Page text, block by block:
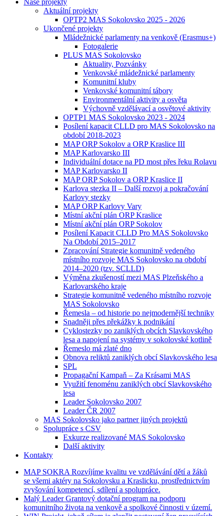
Naše projekty
Aktuální projekty
OPTP2 MAS Sokolovsko 2025 - 2026
Ukončené projekty
Mládežnické parlamenty na venkově (Erasmus+)
Fotogalerie
PLUS MAS Sokolovsko
Aktuality, Pozvánky
Venkovské mládežnické parlamenty
Komunitní kluby
Venkovské komunitní tábory
Environmentální aktivity a osvěta
Výchovně vzdělávací a osvětové aktivity
OPTP1 MAS Sokolovsko 2023 - 2024
Posílení kapacit CLLD pro MAS Sokolovsko na
období 2018-2023
MAP ORP Sokolov a ORP Kraslice III
MAP Karlovarsko III
Individuální dotace na PD most přes řeku Rolavu
MAP Karlovarsko II
MAP ORP Sokolov a ORP Kraslice II
Karlova stezka II – Další rozvoj a pokračování
Karlovy stezky
MAP ORP Karlovy Vary
Místní akční plán ORP Kraslice
Místní akční plán ORP Sokolov
Posílení Kapacit CLLD Pro MAS Sokolovsko
Na Období 2015–2017
Zpracování Strategie komunitně vedeného
místního rozvoje MAS Sokolovsko na období
2014–2020 (tzv. SCLLD)
Výměna zkušeností mezi MAS Plzeňského a
Karlovarského kraje
Strategie komunitně vedeného místního rozvoje
MAS Sokolovsko
Řemesla – od historie po nejmodernější techniky
Snadněji přes překážky k podnikání
Cyklostezky po zaniklých obcích Slavkovského
lesa a napojení na systémy v sokolovské kotlině
Řemeslo má zlaté dno
Obnova reliktů zaniklých obcí Slavkovského lesa
SPL
Propagační Kampaň – Za Krásami MAS
Využití fenoménu zaniklých obcí Slavkovského
lesa
Leader Sokolovsko 2007
Leader ČR 2007
MAS Sokolovsko jako partner jiných projektů
Spolupráce s CSV
Exkurze realizované MAS Sokolovsko
Další aktivity
Kontakty
MAPSOKRA Rozvíjíme kvalitu ve vzdělávání dětí a žáků
se všemi aktéry na Sokolovsku a Kraslicku, prostřednictvím
zvyšování kompetencí, sdílení a spolupráce.
Malý Leader Grantový dotační program na podporu
komunitního života na venkově a spolkové činnosti v území.